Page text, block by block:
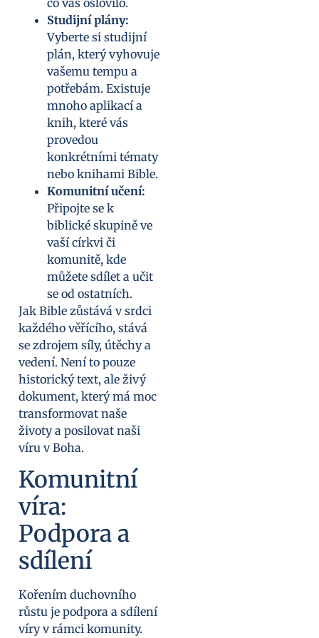
co vás oslovilo.
Studijní plány:
Vyberte si studijní
plán, který vyhovuje
vašemu tempu a
potřebám. Existuje
mnoho aplikací a
knih, které vás
provedou
konkrétními tématy
nebo knihami Bible.
Komunitní učení:
Připojte se k
biblické skupině ve
vaší církvi či
komunitě, kde
můžete sdílet a učit
se od ostatních.
Jak Bible zůstává v srdci
každého věřícího, stává
se zdrojem síly, útěchy a
vedení. Není to pouze
historický text, ale živý
dokument, který má moc
transformovat naše
životy a posilovat naši
víru v Boha.
Komunitní
víra:
Podpora a
sdílení
Kořením duchovního
růstu je podpora a sdílení
víry v rámci komunity.